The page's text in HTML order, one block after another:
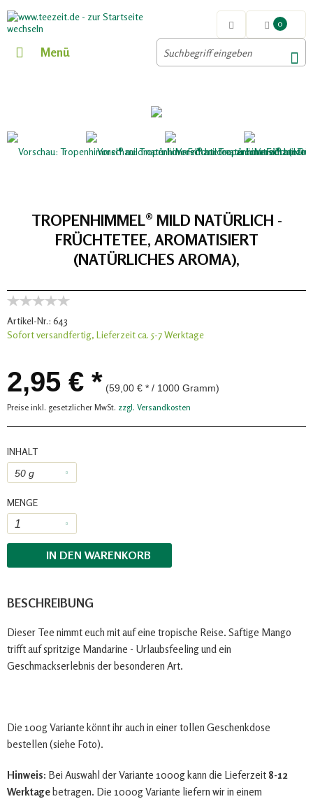
0
Menü
TROPENHIMMEL® MILD NATÜRLICH -
FRÜCHTETEE, AROMATISIERT
(NATÜRLICHES AROMA),
Artikel-Nr.: 643
Sofort versandfertig, Lieferzeit ca. 5-7 Werktage
2,95 € * (59,00 € * / 1000 Gramm)
Preise inkl. gesetzlicher MwSt. zzgl. Versandkosten
INHALT
MENGE
IN DEN WARENKORB
BESCHREIBUNG
Dieser Tee nimmt euch mit auf eine tropische Reise. Saftige Mango
trifft auf spritzige Mandarine - Urlaubsfeeling und ein
Geschmackserlebnis der besonderen Art.
Die 100g Variante könnt ihr auch in einer tollen Geschenkdose
bestellen (siehe Foto).
Hinweis: Bei Auswahl der Variante 1000g kann die Lieferzeit 8-12
Werktagebetragen. Die 1000g Variante liefern wir in einem